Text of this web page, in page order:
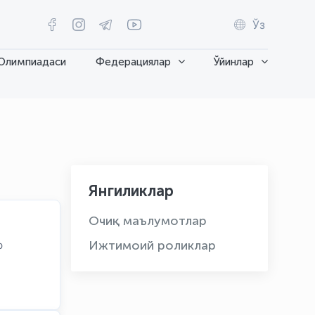
Ўз
Федерациялар
Ўйинлар
Янгиликлар
Очиқ маълумотлар
Ижтимоий роликлар